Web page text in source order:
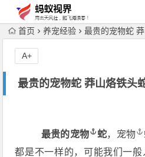
首页 养宠经验 最贵的宠物蛇
最贵的宠物蛇 莽山烙铁头
A+
最贵的宠物 蛇， 宠物
都是不一样的，可能我们一般